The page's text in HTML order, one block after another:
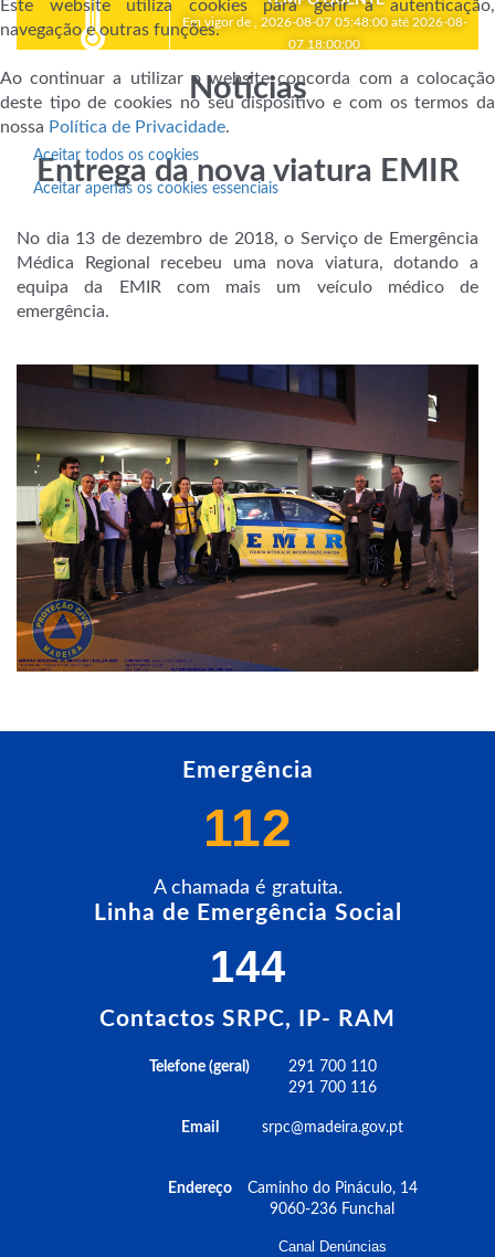
Em vigor de , 2026-08-07 05:48:00 até 2026-08-
07 18:00:00
Notícias
Entrega da nova viatura EMIR
No dia 13 de dezembro de 2018, o Serviço de Emergência
Médica Regional recebeu uma nova viatura, dotando a
equipa da EMIR com mais um veículo médico de
emergência.
Emergência
112
A chamada é gratuita.
Linha de Emergência Social
144
Contactos SRPC, IP- RAM
Telefone (geral)
Email
Endereço
291 700 110
291 700 116
srpc@madeira.gov.pt
Caminho do Pináculo, 14
9060-236 Funchal
Canal Denúncias
Este website utiliza cookies para gerir a autenticação,
navegação e outras funções.
Ao continuar a utilizar o website concorda com a colocação
deste tipo de cookies no seu dispositivo e com os termos da
nossa Política de Privacidade.
Aceitar todos os cookies
Aceitar apenas os cookies essenciais